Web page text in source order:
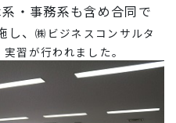
・事務系も含め合同で
し、㈱ビジネスコンサルタ
習が行われました。